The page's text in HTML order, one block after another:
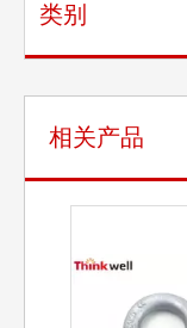
类别
相关产品
德式DIN1480钩